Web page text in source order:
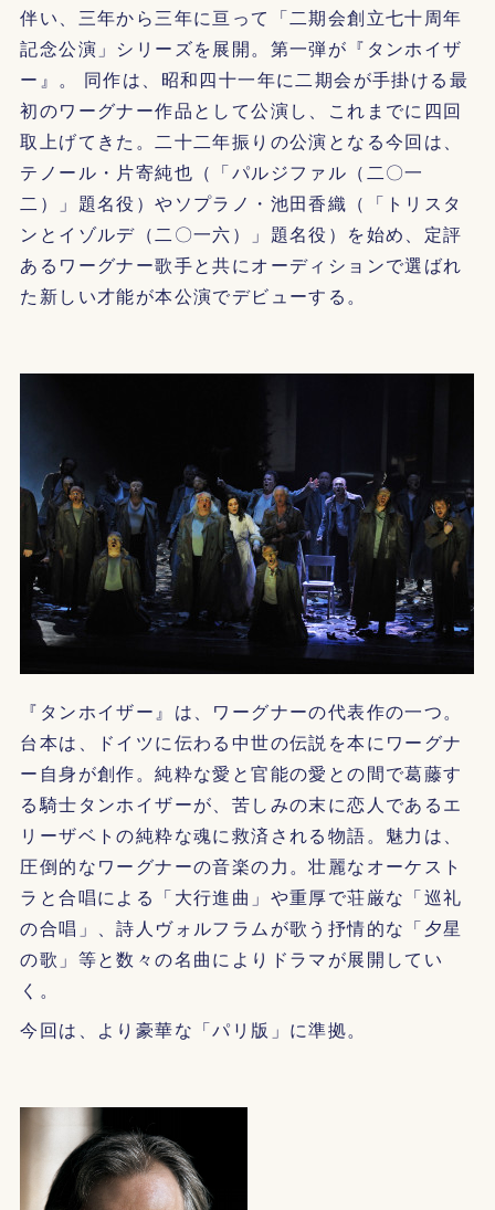
伴い、三年から三年に亘って「二期会創立七十周年
記念公演」シリーズを展開。第一弾が『タンホイザ
ー』。 同作は、昭和四十一年に二期会が手掛ける最
初のワーグナー作品として公演し、これまでに四回
取上げてきた。二十二年振りの公演となる今回は、
テノール・片寄純也（「パルジファル（二〇一
二）」題名役）やソプラノ・池田香織（「トリスタ
ンとイゾルデ（二〇一六）」題名役）を始め、定評
あるワーグナー歌手と共にオーディションで選ばれ
た新しい才能が本公演でデビューする。
『タンホイザー』は、ワーグナーの代表作の一つ。
台本は、ドイツに伝わる中世の伝説を本にワーグナ
ー自身が創作。純粋な愛と官能の愛との間で葛藤す
る騎士タンホイザーが、苦しみの末に恋人であるエ
リーザベトの純粋な魂に救済される物語。魅力は、
圧倒的なワーグナーの音楽の力。壮麗なオーケスト
ラと合唱による「大行進曲」や重厚で荘厳な「巡礼
の合唱」、詩人ヴォルフラムが歌う抒情的な「夕星
の歌」等と数々の名曲によりドラマが展開してい
く。
今回は、より豪華な「パリ版」に準拠。